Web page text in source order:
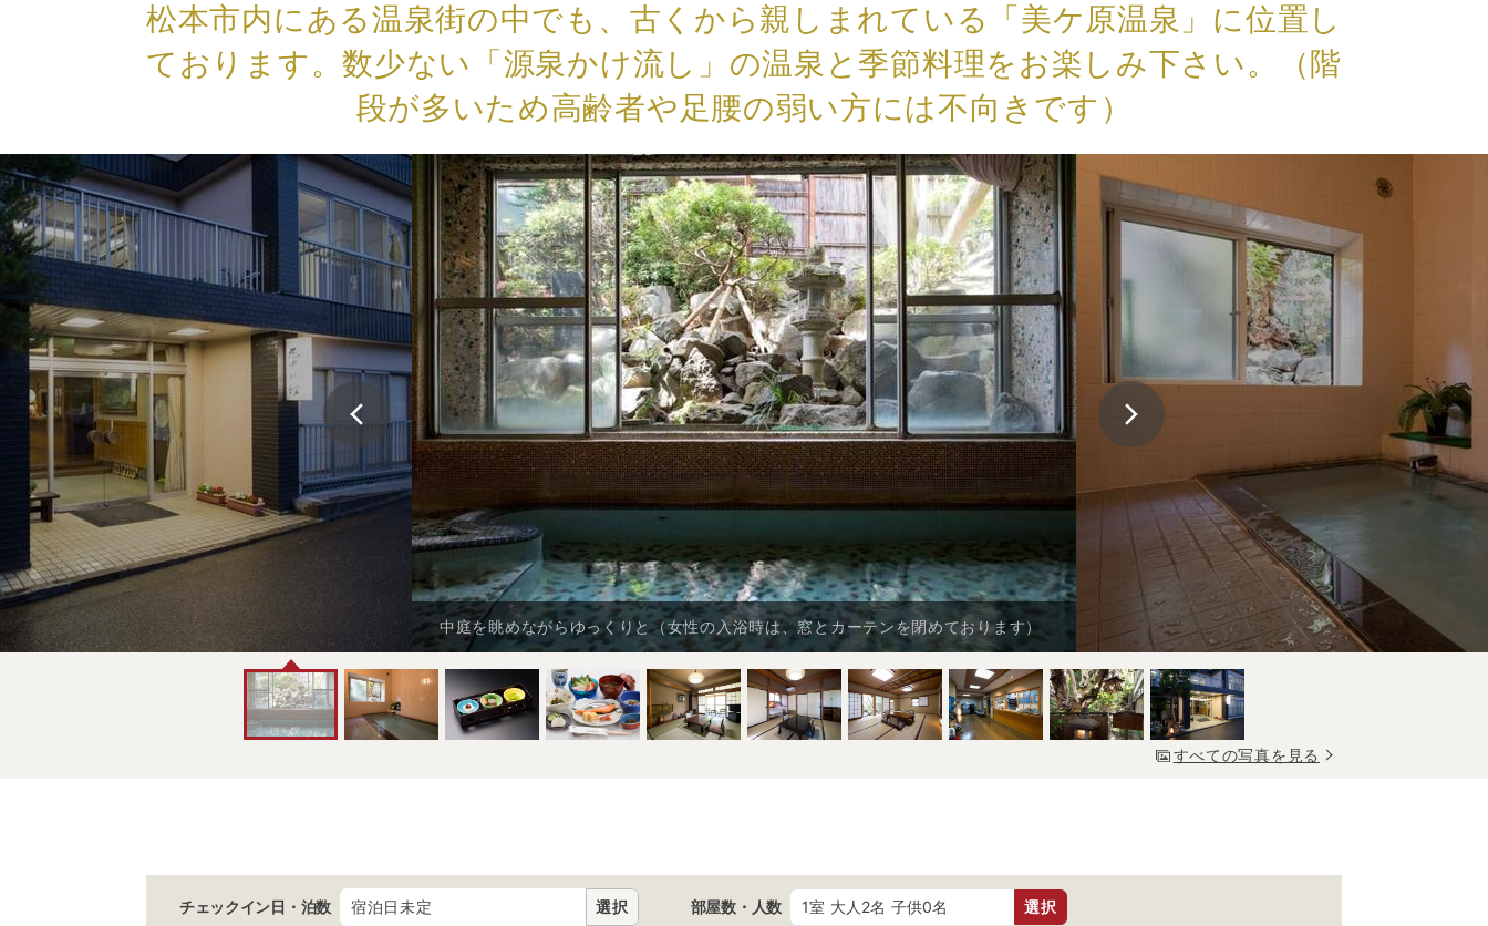
松本市内にある温泉街の中でも、古くから親しまれている「美ケ原温泉」に位置し
ております。数少ない「源泉かけ流し」の温泉と季節料理をお楽しみ下さい。（階
段が多いため高齢者や足腰の弱い方には不向きです）
中庭を眺めながらゆっくりと（女性の入浴時は、窓とカーテンを閉めております）
すべての写真を見る
チェックイン日 ・泊数 宿泊日未定 選択 部屋数・人数 1室 大人2名 子供0名 選択